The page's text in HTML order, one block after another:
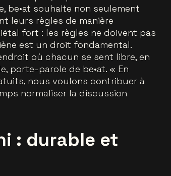
be•at souhaite non seulement
leurs règles de manière
fort : les règles ne doivent pas
est un droit fondamental.
où chacun se sent libre, en
porte-parole de be•at. « En
nous voulons contribuer à
normaliser la discussion
: durable et